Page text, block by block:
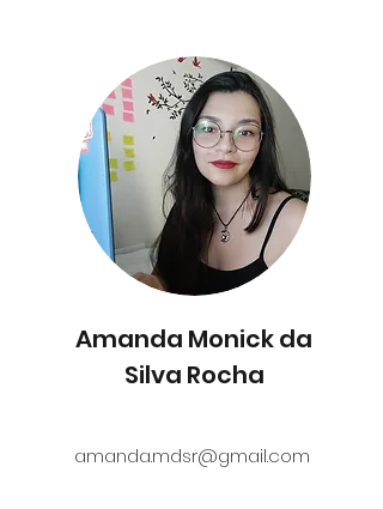
Amanda Monick da
Silva Rocha
amanda.mdsr@gmail.com